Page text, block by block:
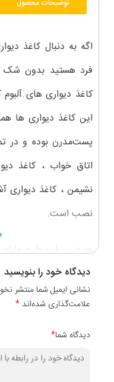
توضیحات محصول
اگه به دنبال کاغذ
فرد هستید بدون شک
کاغذ دیواری های
این کاغذ دیواری ها
پست‌مدرن بوده و در
اتاق خواب ، کاغذ
نشیمن ، کاغذ دیواری
نصب است.
کاغذ
کدهای۱۰۰۵۱ ، ۱۰۰۵۲،
دیدگاه خود را بنویسید
نشانی ایمیل شما منتشر
علامت‌گذاری شده‌اند*
دیدگاه شما*